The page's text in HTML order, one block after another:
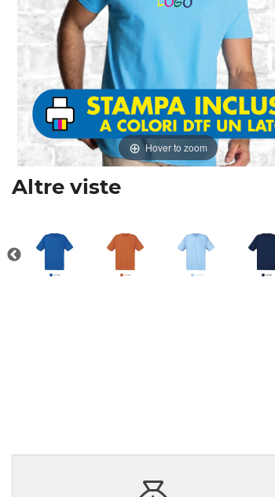
Hover to zoom
Altre viste